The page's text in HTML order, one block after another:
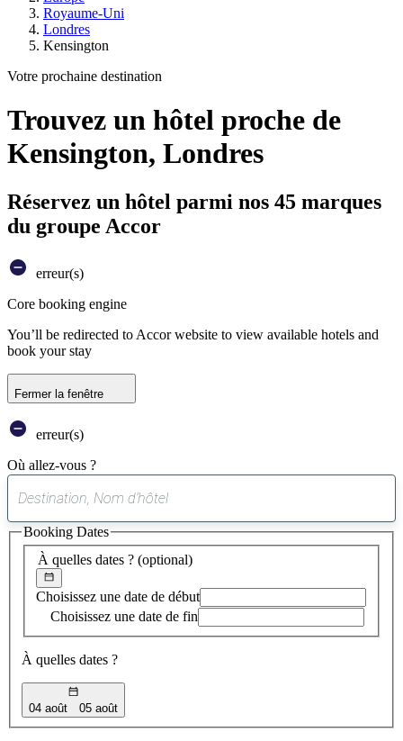
Royaume-Uni
Londres
Kensington
Votre prochaine destination
Trouvez un hôtel proche de
Kensington, Londres
Réservez un hôtel parmi nos 45 marques
du groupe Accor
erreur(s)
Core booking engine
You’ll be redirected to Accor website to view available hotels and
book your stay
Fermer la fenêtre
erreur(s)
Où allez-vous ?
suggestion
trouvée
À quelles dates ? (optional)
Choisissez une date de début
Choisissez une date de fin
À quelles dates ?
04 août 05 août
Booking Dates